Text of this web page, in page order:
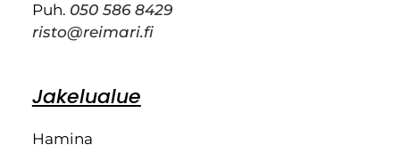
Puh. 050 586 8429
risto@reimari.fi
Jakelualue
Hamina